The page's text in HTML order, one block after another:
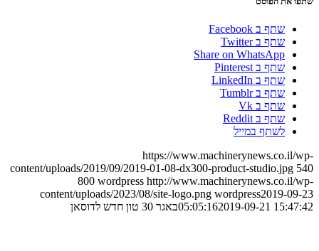
שתף ב Facebook
שתף ב Twitter
Share on WhatsApp
שתף ב Pinterest
שתף ב LinkedIn
שתף ב Tumblr
שתף ב Vk
שתף ב Reddit
לשתף במייל
https://www.machinerynews.co.il/wp-
content/uploads/2019/09/2019-01-08-dx300-product-studio.jpg 540
800 wordpress http://www.machinerynews.co.il/wp-
content/uploads/2023/08/site-logo.png wordpress2019-09-23
05:05:162019-09-21 15:47:42 באגר 30 טון חדש לדוסאן